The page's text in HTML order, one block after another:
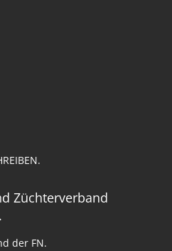
Züchterverband
der FN.